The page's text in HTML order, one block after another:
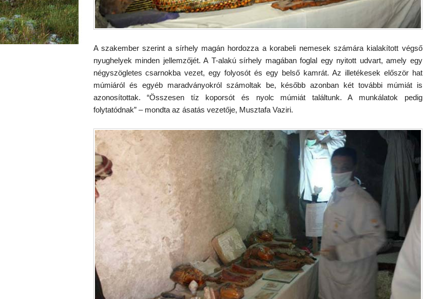
A szakember szerint a sírhely magán hordozza a korabeli nemesek számára kialakított végső
nyughelyek minden jellemzőjét. A T-alakú sírhely magában foglal egy nyitott udvart, amely egy
négyszögletes csarnokba vezet, egy folyosót és egy belső kamrát. Az illetékesek először hat
múmiáról és egyéb maradványokról számoltak be, később azonban két további múmiát is
azonosítottak. “Összesen tíz koporsót és nyolc múmiát találtunk. A munkálatok pedig
folytatódnak” – mondta az ásatás vezetője, Musztafa Vaziri.